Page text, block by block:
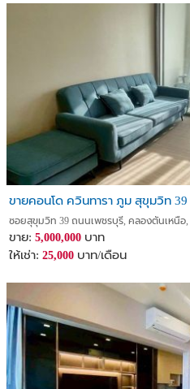
#บ้านใหม่พัทยา #บ้านพร้อมโอน #อ
#ที่ดินกรุงเทพ #ที่ดินเขาใหญ่ #บ้าน
ปากช่อง
#เชียงใหม่ #บ้านเชียงใหม่ #ระยอง
เชียงใหม่ #ที่ดินกรุงเทพ
ขายคอนโด ควินทารา ภูม สุขุมวิท
ซอยสุขุมวิท 39 ถนนเพชรบุรี, คลองตันเหนื
ขาย: 5,000,000 บาท
ให้เช่า: 25,000 บาท/เดือน